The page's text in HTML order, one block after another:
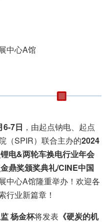
中心A馆
6-7日 ，由起点钠电、起点
（SPIR）联合主办的2024
电&两轮车换电行业年会
鼎奖颁奖典礼/CINE中国
中心A馆隆重举办！欢迎各
行业新篇章！
杨金杯将发表 《硬炭的机